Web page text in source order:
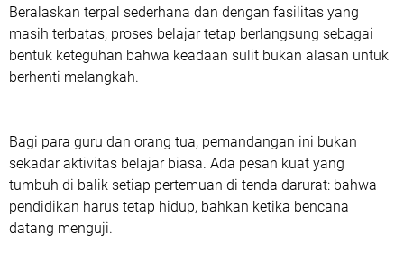
Beralaskan terpal sederhana dan dengan fasilitas yang
masih terbatas, proses belajar tetap berlangsung sebagai
bentuk keteguhan bahwa keadaan sulit bukan alasan untuk
berhenti melangkah.
Bagi para guru dan orang tua, pemandangan ini bukan
sekadar aktivitas belajar biasa. Ada pesan kuat yang
tumbuh di balik setiap pertemuan di tenda darurat: bahwa
pendidikan harus tetap hidup, bahkan ketika bencana
datang menguji.